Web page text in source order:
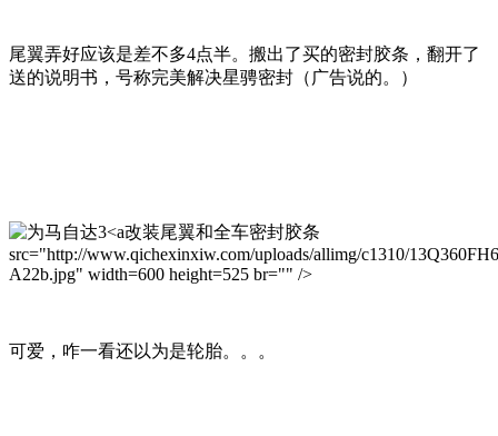
尾翼弄好应该是差不多4点半。搬出了买的密封胶条，翻开了
送的说明书，号称完美解决星骋密封（广告说的。）
改装尾翼和全车密封胶条
src="http://www.qichexinxiw.com/uploads/allimg/c1310/
A22b.jpg" width=600 height=525 br="" />
可爱，咋一看还以为是轮胎。。。